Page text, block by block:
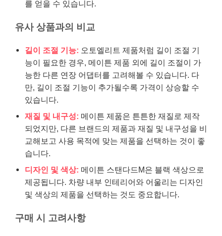
를 얻을 수 있습니다.
유사 상품과의 비교
길이 조절 기능: 오토엘리트 제품처럼 길이 조절 기
능이 필요한 경우, 메이튼 제품 외에 길이 조절이 가
능한 다른 연장 어댑터를 고려해볼 수 있습니다. 다
만, 길이 조절 기능이 추가될수록 가격이 상승할 수
있습니다.
재질 및 내구성: 메이튼 제품은 튼튼한 재질로 제작
되었지만, 다른 브랜드의 제품과 재질 및 내구성을 비
교해보고 사용 목적에 맞는 제품을 선택하는 것이 좋
습니다.
디자인 및 색상: 메이튼 스탠다드M은 블랙 색상으로
제공됩니다. 차량 내부 인테리어와 어울리는 디자인
및 색상의 제품을 선택하는 것도 중요합니다.
구매 시 고려사항